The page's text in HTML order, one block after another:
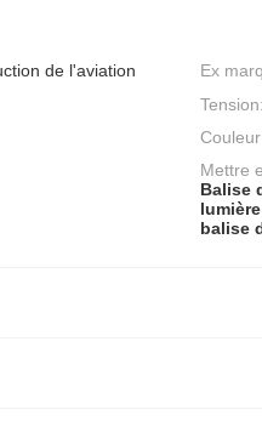
de l'aviation Ex
Tension:
Mettre
Balise
balise